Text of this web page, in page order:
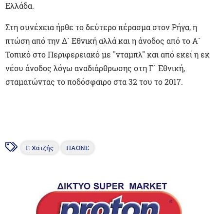
Ελλάδα.
Στη συνέχεια ήρθε το δεύτερο πέρασμα στον Ρήγα, η
πτώση από την Δ` Εθνική αλλά και η άνοδος από το Α`
Τοπικό στο Περιφερειακό με "νταμπλ" και από εκεί η εκ
νέου άνοδος λόγω αναδιάρθρωσης στη Γ` Εθνική,
σταματώντας το ποδόσφαιρο στα 32 του το 2017.
Γ. Χατζής ΠΑΟΝΕ